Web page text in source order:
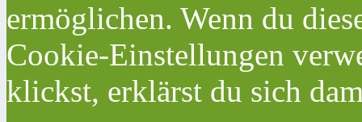
ermöglichen. Wenn du
Cookie-Einstellungen
klickst, erklärst du sich